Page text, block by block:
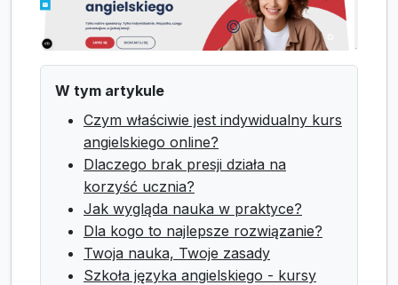
W tym artykule
Czym właściwie jest indywidualny kurs
angielskiego online?
Dlaczego brak presji działa na
korzyść ucznia?
Jak wygląda nauka w praktyce?
Dla kogo to najlepsze rozwiązanie?
Twoja nauka, Twoje zasady
Szkoła języka angielskiego - kursy